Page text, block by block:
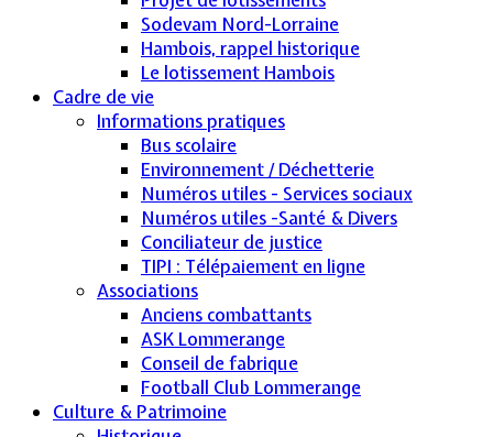
Sodevam Nord-Lorraine
Hambois, rappel historique
Le lotissement Hambois
Cadre de vie
Informations pratiques
Bus scolaire
Environnement / Déchetterie
Numéros utiles - Services sociaux
Numéros utiles -Santé & Divers
Conciliateur de justice
TIPI : Télépaiement en ligne
Associations
Anciens combattants
ASK Lommerange
Conseil de fabrique
Football Club Lommerange
Culture & Patrimoine